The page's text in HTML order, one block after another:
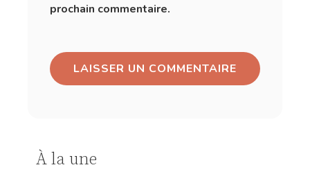
prochain commentaire.
À la une